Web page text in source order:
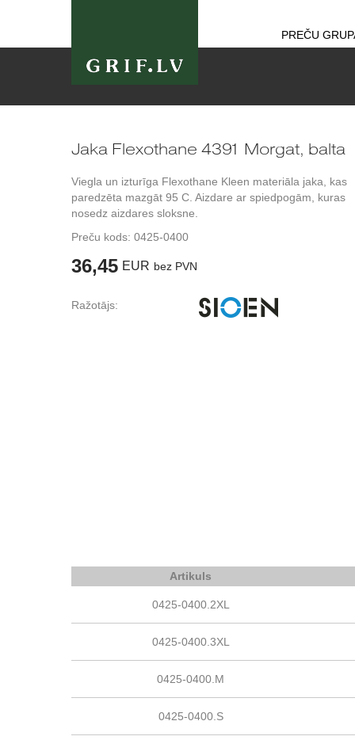
PREČU
Jaka Flexothane 4391 Morgat, balta
Viegla un izturīga Flexothane Kleen materiāla jaka, kas
paredzēta mazgāt 95 C. Aizdare ar spiedpogām, kuras
nosedz aizdares sloksne.
Preču kods: 0425-0400
36,45 EUR bez PVN
Ražotājs:
Artikuls
0425-0400.2XL
0425-0400.3XL
0425-0400.M
0425-0400.S